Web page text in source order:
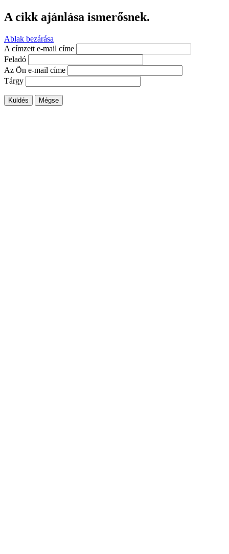
A cikk ajánlása ismerősnek.
Ablak bezárása
A címzett e-mail címe
Feladó
Az Ön e-mail címe
Tárgy
Küldés Mégse